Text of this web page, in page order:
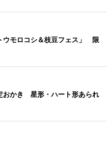
ウモロコシ＆枝豆フェス」 限
おかき 星形・ハート形あられ